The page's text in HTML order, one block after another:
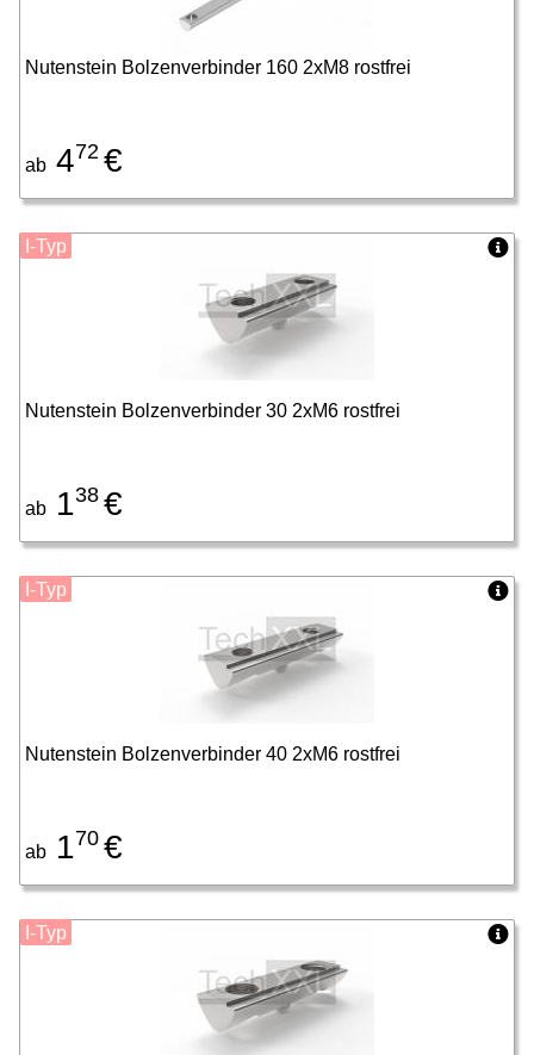
Nutenstein Bolzenverbinder 160 2xM8 rostfrei
ab 472 €
Nutenstein Bolzenverbinder 30 2xM6 rostfrei
ab 138 €
I-Typ
Nutenstein Bolzenverbinder 40 2xM6 rostfrei
ab 170 €
I-Typ
I-Typ